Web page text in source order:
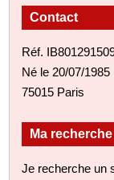
Contact
Réf.
Né le 20/07/1985
75015 Paris
Ma recherche
Je recherche un